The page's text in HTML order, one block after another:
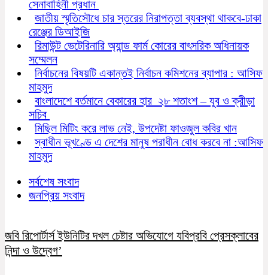
সেনাবাহিনী প্রধান
জাতীয় স্মৃতিসৌধে চার স্তরের নিরাপত্তা ব্যবস্থা থাকবে-ঢাকা
রেঞ্জের ডিআইজি
রিমাউন্ট ভেটেরিনারি অ্যান্ড ফার্ম কোরের বাৎসরিক অধিনায়ক
সম্মেলন
নির্বাচনের বিষয়টি একান্তই নির্বাচন কমিশনের ব্যাপার : আসিফ
মাহমুদ
বাংলাদেশে বর্তমানে বেকারের হার ২৮ শতাংশ – যুব ও ক্রীড়া
সচিব
মিছিল মিটিং করে লাভ নেই, উপদেষ্টা ফাওজুল কবির খান
স্বাধীন ভূখণ্ডে এ দেশের মানুষ পরাধীন বোধ করবে না :আসিফ
মাহমুদ
সর্বশেষ সংবাদ
জনপ্রিয় সংবাদ
জবি রিপোর্টার্স ইউনিটির দখল চেষ্টার অভিযোগে যবিপ্রবি প্রেসক্লাবের
নিন্দা ও উদ্বেগ’